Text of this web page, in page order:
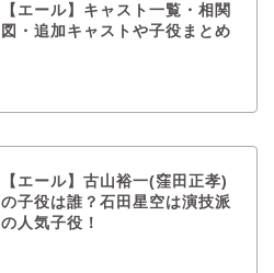
【エール】キャスト一覧・相関
図・追加キャストや子役まとめ
【エール】古山裕一(窪田正孝)
の子役は誰？石田星空は演技派
の人気子役！